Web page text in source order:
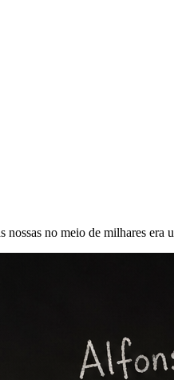
no meio de milhares